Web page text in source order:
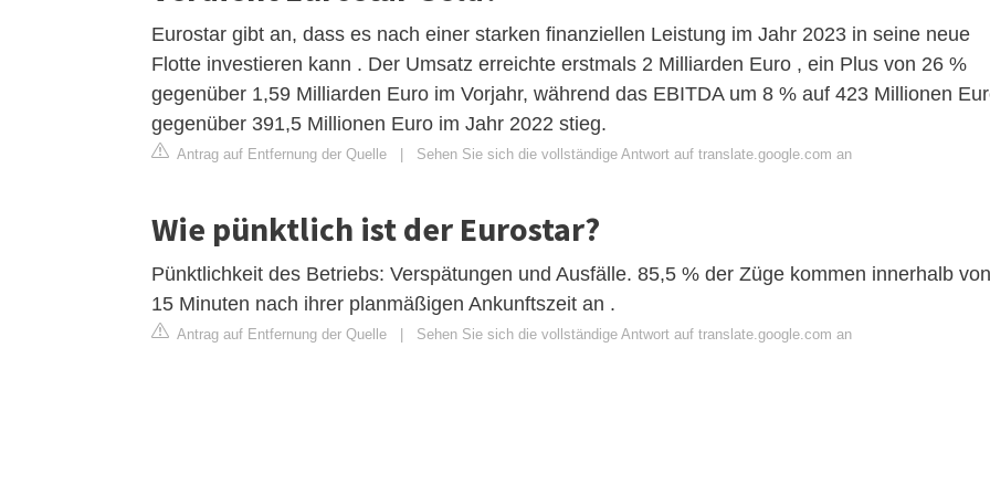
Eurostar gibt an, dass es nach einer starken finanziellen Leistung im Jahr 2023 in seine neue
Flotte investieren kann . Der Umsatz erreichte erstmals 2 Milliarden Euro , ein Plus von 26 %
gegenüber 1,59 Milliarden Euro im Vorjahr, während das EBITDA um 8 % auf 423 Millionen
gegenüber 391,5 Millionen Euro im Jahr 2022 stieg.
Antrag auf Entfernung der Quelle | Sehen Sie sich die vollständige Antwort auf translate.google.com an
Wie pünktlich ist der Eurostar?
Pünktlichkeit des Betriebs: Verspätungen und Ausfälle. 85,5 % der Züge kommen innerhalb von
15 Minuten nach ihrer planmäßigen Ankunftszeit an .
Antrag auf Entfernung der Quelle | Sehen Sie sich die vollständige Antwort auf translate.google.com an